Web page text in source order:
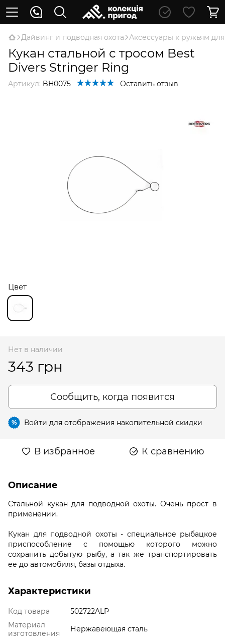
Дайвинг и подводная охота Аксессуары к ружьям
Кукан стальной с тросом Best
Divers Stringer Ring
Артикул: BH0075 Оставить отзыв
Цвет
Нет в наличии
343 грн
Сообщить, когда появится
% Войти для отображения накопительной скидки
В избранное К сравнению
Описание
Стальной кукан для подводной охоты. Очень прост в
применении.
Кукан для подводной охоты - специальное рыбацкое
приспособление с помощью которого можно
сохранить добытую рыбу, а так же транспортировать
ее до автомобиля, базы отдыха.
Характеристики
Код товара
502722ALP
Материал
изготовления
Нержавеющая сталь